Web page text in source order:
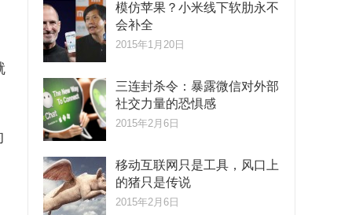
模仿苹果？小米线下软肋永不
会补全
2015年1月20日
三连封杀令：暴露微信对外部
社交力量的恐惧感
2015年2月6日
移动互联网只是工具，风口上
的猪只是传说
2015年2月6日